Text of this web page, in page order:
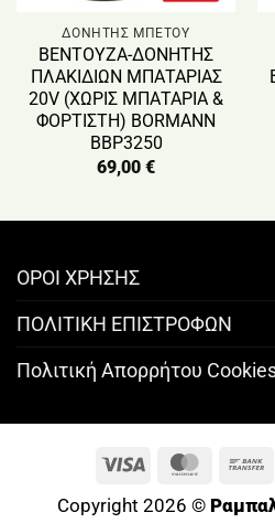
ΔΟΝΗΤΗΣ ΜΠΕΤΟΥ
ΒΕΝΤΟΥΖΑ-ΔΟΝΗΤΗΣ
ΠΛΑΚΙΔΙΩΝ ΜΠΑΤΑΡΙΑΣ
20V (ΧΩΡΙΣ ΜΠΑΤΑΡΙΑ &
ΦΟΡΤΙΣΤΗ) BORMANN
BBP3250
69,00 €
ΟΡΟΙ ΧΡΗΣΗΣ
ΠΟΛΙΤΙΚΗ ΕΠΙΣΤΡΟΦΩΝ
Πολιτική Απορρήτου
Visa
Copyright 2026 ©